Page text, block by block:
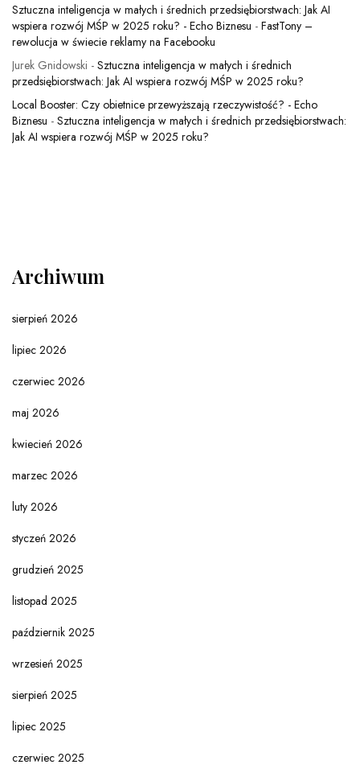
Sztuczna inteligencja w małych i średnich przedsiębiorstwach: Jak AI
wspiera rozwój MŚP w 2025 roku? - Echo Biznesu - FastTony –
rewolucja w świecie reklamy na Facebooku
Jurek Gnidowski - Sztuczna inteligencja w małych i średnich
przedsiębiorstwach: Jak AI wspiera rozwój MŚP w 2025 roku?
Local Booster: Czy obietnice przewyższają rzeczywistość? - Echo
Biznesu - Sztuczna inteligencja w małych i średnich przedsiębiorstwach:
Jak AI wspiera rozwój MŚP w 2025 roku?
Archiwum
sierpień 2026
lipiec 2026
czerwiec 2026
maj 2026
kwiecień 2026
marzec 2026
luty 2026
styczeń 2026
grudzień 2025
listopad 2025
październik 2025
wrzesień 2025
sierpień 2025
lipiec 2025
czerwiec 2025